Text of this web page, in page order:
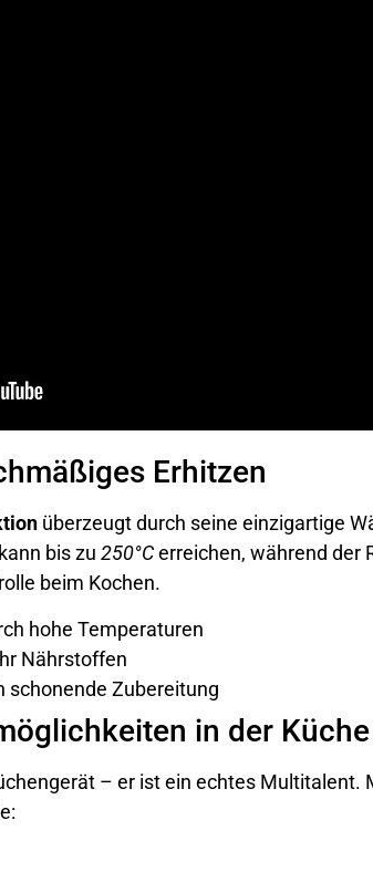
Erhitzen
überzeugt durch seine einzigartige
bis zu 250°Cerreichen, während der
beim Kochen.
hohe Temperaturen
Nährstoffen
schonende Zubereitung
in der Küche
– er ist ein echtes Multitalent.